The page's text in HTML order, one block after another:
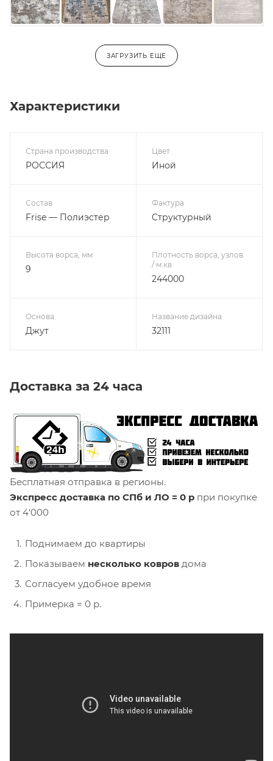
ЗАГРУЗИТЬ ЕЩЕ
Характеристики
Страна производства
РОССИЯ
Цвет
Иной
Состав
Frise — Полиэстер
Фактура
Структурный
Высота ворса, мм
9
Плотность ворса, узлов
/ м.кв
244000
Основа
Джут
Название дизайна
32111
Доставка за 24 часа
Бесплатная отправка в регионы.
Экспресс доставка по СПб и ЛО = 0 р при покупке
от 4'000
Поднимаем до квартиры
Показываем несколько ковров дома
Согласуем удобное время
Примерка = 0 р.